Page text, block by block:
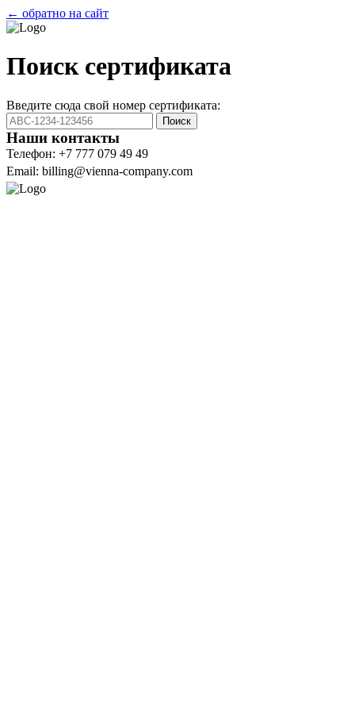
← обратно на сайт
Поиск сертификата
Введите сюда свой номер сертификата:
Поиск
Наши контакты
Телефон: +7 777 079 49 49
Email: billing@vienna-company.com